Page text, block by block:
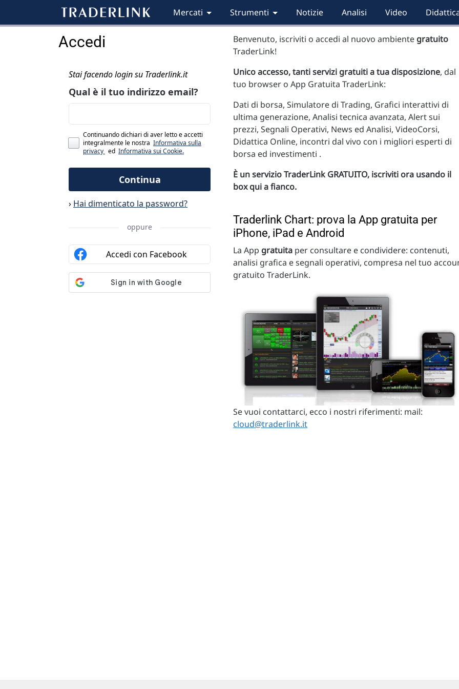
Mercati Strumenti Notizie Analisi Video
Accedi Benvenuto, iscriviti o accedi al nuovo ambiente gratuito
TraderLink!
Unico accesso, tanti servizi gratuiti a tua disposizione, dal
tuo browser o App Gratuita TraderLink:
Dati di borsa, Simulatore di Trading, Grafici interattivi di
ultima generazione, Analisi tecnica avanzata, Alert sui
prezzi, Segnali Operativi, News ed Analisi, VideoCorsi,
Didattica Online, incontri dal vivo con i migliori esperti di
borsa ed investimenti .
È un servizio TraderLink GRATUITO, iscriviti ora usando il
box qui a fianco.
Traderlink Chart: prova la App gratuita per
iPhone, iPad e Android
La App gratuita per consultare e condividere: contenuti,
analisi grafica e segnali operativi, compresa nel tuo
gratuito TraderLink.
Se vuoi contattarci, ecco i nostri riferimenti: mail:
cloud@traderlink.it